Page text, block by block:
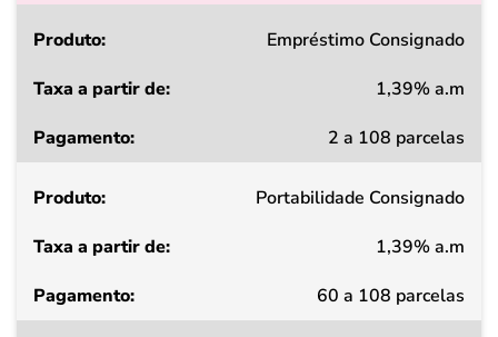
Produto
a
de
Pagamento
Empréstimo Consignado
1,39% a.m
2 a 108 parcelas
Portabilidade Consignado
1,39% a.m
60 a 108 parcelas